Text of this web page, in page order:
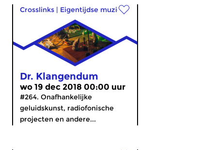
Crosslinks | Eigentijdse muziek
Dr. Klangendum
wo 19 dec 2018 00:00 uur
#264. Onafhankelijke
geluidskunst, radiofonische
projecten en andere...